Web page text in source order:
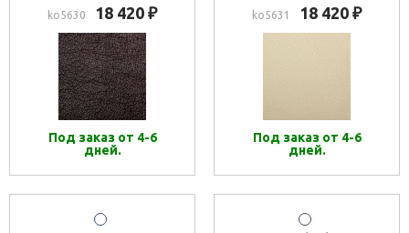
ko5630 18 420 ₽
Под заказ от 4-6
дней.
ko5631 18 420 ₽
Под заказ от 4-6
дней.